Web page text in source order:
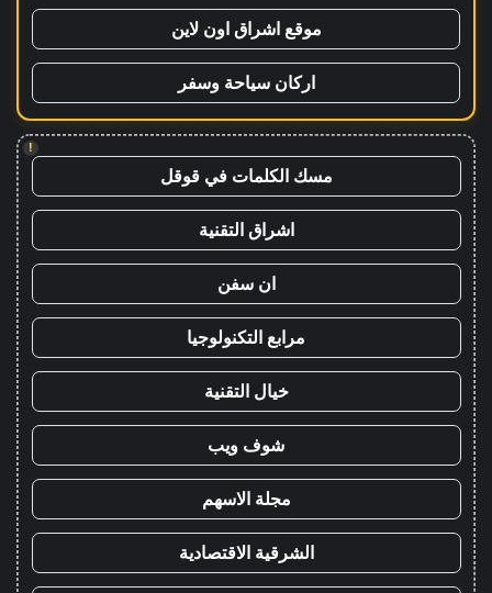
موقع اشراق اون لاين
اركان سياحة وسفر
!
مسك الكلمات في قوقل
اشراق التقنية
ان سفن
مرابع التكنولوجيا
خيال التقنية
شوف ويب
مجلة الاسهم
الشرقية الاقتصادية